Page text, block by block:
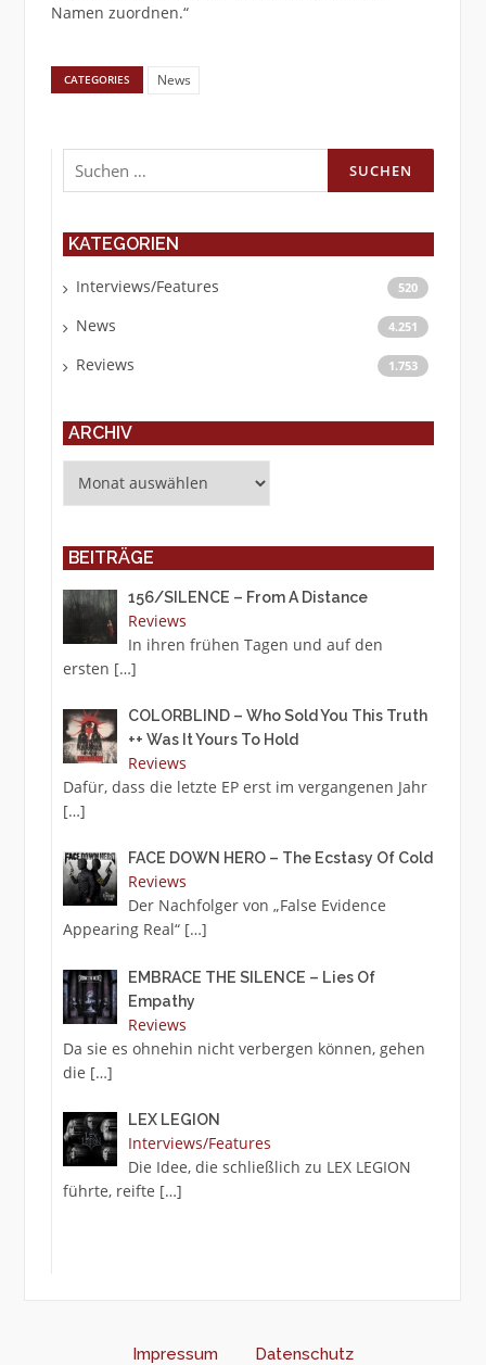
Namen zuordnen.“
CATEGORIES News
Suchen
nach:
KATEGORIEN
Interviews/Features 520
News 4.251
Reviews 1.753
ARCHIV
BEITRÄGE
156/SILENCE – From A Distance
Reviews
In ihren frühen Tagen und auf den
ersten […]
COLORBLIND – Who Sold You This Truth
++ Was It Yours To Hold
Reviews
Dafür, dass die letzte EP erst im vergangenen Jahr
[…]
FACE DOWN HERO – The Ecstasy Of Cold
Reviews
Der Nachfolger von „False Evidence
Appearing Real“ […]
EMBRACE THE SILENCE – Lies Of
Empathy
Reviews
Da sie es ohnehin nicht verbergen können, gehen
die […]
LEX LEGION
Interviews/Features
Die Idee, die schließlich zu LEX LEGION
führte, reifte […]
Impressum Datenschutz